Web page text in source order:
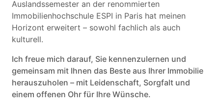
Auslandssemester an der renommierten
Immobilienhochschule ESPI in Paris hat meinen
Horizont erweitert – sowohl fachlich als auch
kulturell.
Ich freue mich darauf, Sie kennenzulernen und
gemeinsam mit Ihnen das Beste aus Ihrer Immobilie
herauszuholen – mit Leidenschaft, Sorgfalt und
einem offenen Ohr für Ihre Wünsche.